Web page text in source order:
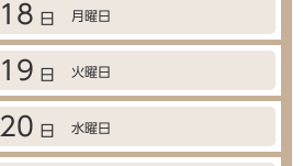
18 日 月曜日
19 日 火曜日
20 日 水曜日